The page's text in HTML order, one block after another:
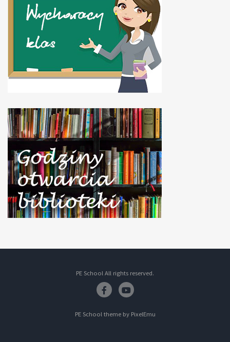
PE School All rights reserved.
PE School theme by PixelEmu